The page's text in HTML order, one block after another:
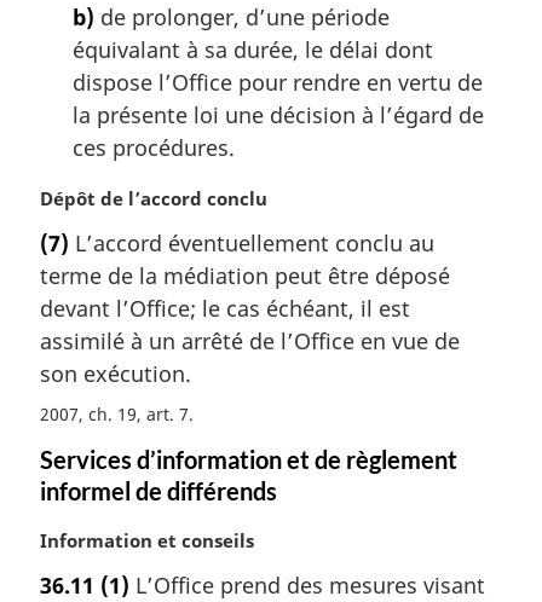
b) de prolonger, d’une période
équivalant à sa durée, le délai dont
dispose l’Office pour rendre en vertu de
la présente loi une décision à l’égard de
ces procédures.
N
t
e
m
a
g
i
a
l
:
Dépôt de l’accord conclu
(7) L’accord éventuellement conclu au
terme de la médiation peut être déposé
devant l’Office; le cas échéant, il est
assimilé à un arrêté de l’Office en vue de
son exécution.
2007, ch. 19, art. 7
Services d’information et de règlement
informel de différends
N
t
Information et conseils
36.11 (1) L’Office prend des mesures visant